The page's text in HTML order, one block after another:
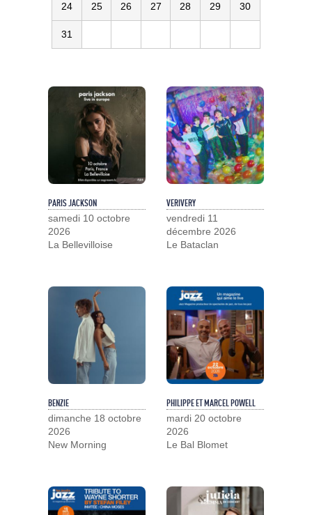
24 25 26 27 28 29 30
31
PARIS JACKSON
samedi 10 octobre
2026
La Bellevilloise
VERIVERY
vendredi 11
décembre 2026
Le Bataclan
BENZIE
dimanche 18 octobre
2026
New Morning
PHILIPPE ET MARCEL POWELL
mardi 20 octobre
2026
Le Bal Blomet